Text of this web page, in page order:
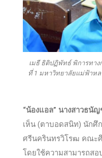
เมธี ธิติปฏิพัทธ์ พิการทาง
ที่ 1 มหาวิทยาลัยแม่ฟ้าห
“น้องแอล” นางสาวธนั
เห็น (ตาบอดสนิท) นักศึ
ศรีนครินทรวิโรฒ คณะ
โดยใช้ความสามารถสอ